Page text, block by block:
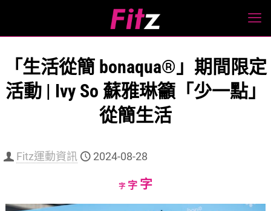
「生活從簡 bonaqua®」期間限定
活動 | Ivy So 蘇雅琳籲「少一點」
從簡生活
Fitz運動資訊 2024-08-28
字Decrease
字Reset
字Increase